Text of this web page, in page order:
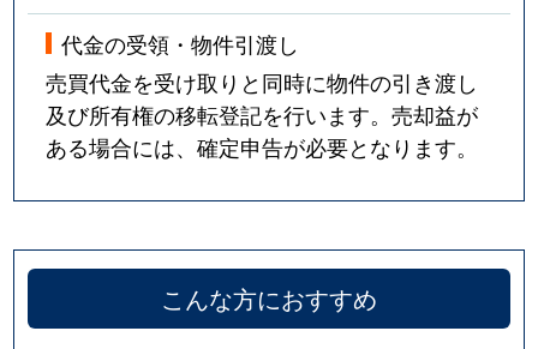
代金の受領・物件引渡し
売買代金を受け取りと同時に物件の引き渡し
及び所有権の移転登記を行います。売却益が
ある場合には、確定申告が必要となります。
こんな方におすすめ